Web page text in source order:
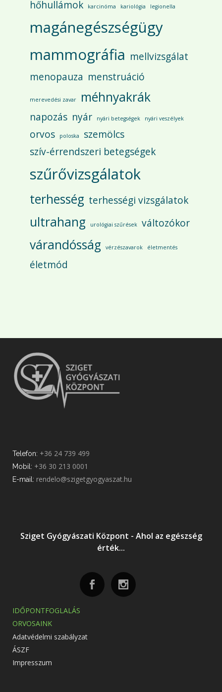
hőhullámok
karcinóma kariológia legionella
magánegészségügy
mammográfia mellvizsgálat
menopauza menstruáció
merevedési zavar méhnyakrák
napozás nyár nyári betegségek nyári veszélyek
orvos poloska
szemölcs
szív-érrendszeri betegségek
szűrővizsgálatok
terhesség terhességi vizsgálatok
ultrahang urológiai szűrések változókor
várandósság vérzészavarok életmentés
életmód
Telefon: +36 24 739 499
Mobil: +36 30 213 0001
E-mail: rendelo@szigetgyogyaszat.hu
Sziget Gyógyászati Központ - Ahol az egészség
érték...
IDŐPONTFOGLALÁS
ORVOSAINK
Adatvédelmi szabályzat
ÁSZF
Impresszum